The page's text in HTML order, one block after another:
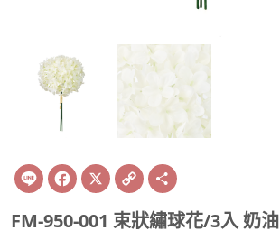
Line Facebook
X Copy
Link
FM-950-001 束狀繡球花/3入 奶油